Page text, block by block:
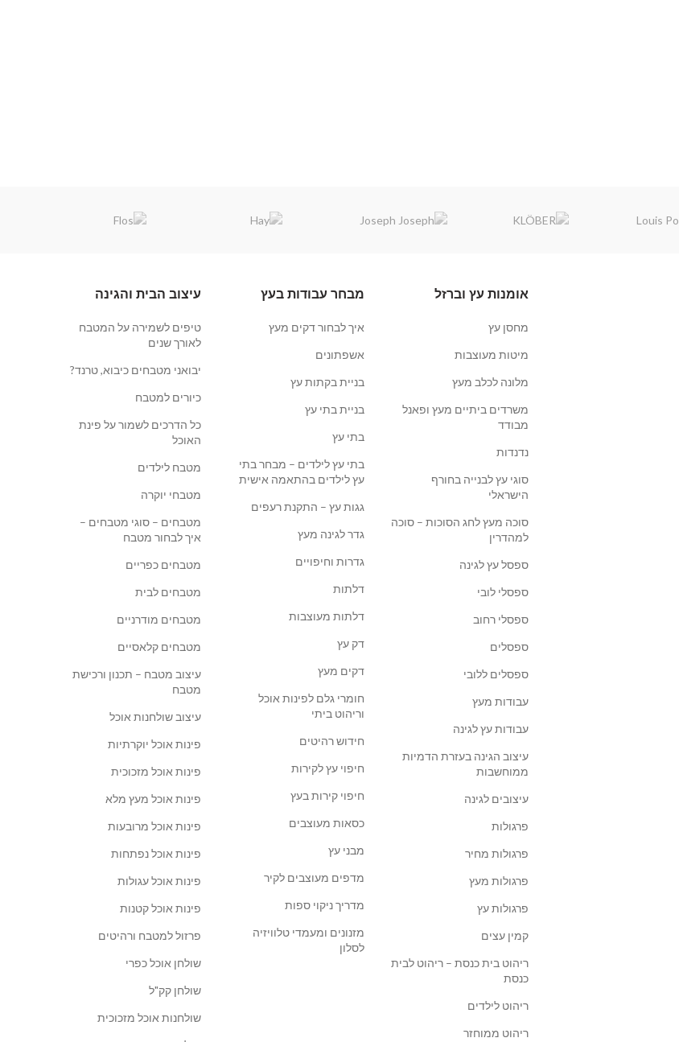
אומנות עץ וברזל
מחסן עץ
מיטות מעוצבות
מלונה לכלב מעץ
משרדים ביתיים מעץ ופאנל
מבודד
נדנדות
סוגי עץ לבנייה בחורף
הישראלי
סוכה מעץ לחג הסוכות – סוכה
למהדרין
ספסל עץ לגינה
ספסלי לובי
ספסלי רחוב
ספסלים
ספסלים ללובי
עבודות מעץ
עבודות עץ לגינה
עיצוב הגינה בעזרת הדמיות
ממוחשבות
עיצובים לגינה
פרגולות
פרגולות מחיר
פרגולות מעץ
פרגולות עץ
קמין עצים
ריהוט בית כנסת – ריהוט לבית
כנסת
ריהוט לילדים
ריהוט ממוחזר
מבחר עבודות בעץ
איך לבחור דקים מעץ
אשפתונים
בניית בקתות עץ
בניית בתי עץ
בתי עץ
בתי עץ לילדים – מבחר בתי
עץ לילדים בהתאמה אישית
גגות עץ – התקנת רעפים
גדר לגינה מעץ
גדרות וחיפויים
דלתות
דלתות מעוצבות
דק עץ
דקים מעץ
חומרי גלם לפינות אוכל
וריהוט ביתי
חידוש רהיטים
חיפוי עץ לקירות
חיפוי קירות בעץ
כסאות מעוצבים
מבני עץ
מדפים מעוצבים לקיר
מדריך ניקוי ספות
מזנונים ומעמדי טלוויזיה
לסלון
עיצוב הבית והגינה
טיפים לשמירה על המטבח
לאורך שנים
יבואני מטבחים כיבוא, טרנד?
כיורים למטבח
כל הדרכים לשמור על פינת
האוכל
מטבח לילדים
מטבחי יוקרה
מטבחים – סוגי מטבחים –
איך לבחור מטבח
מטבחים כפריים
מטבחים לבית
מטבחים מודרניים
מטבחים קלאסיים
עיצוב מטבח – תכנון ורכישת
מטבח
עיצוב שולחנות אוכל
פינות אוכל יוקרתיות
פינות אוכל מזכוכית
פינות אוכל מעץ מלא
פינות אוכל מרובעות
פינות אוכל נפתחות
פינות אוכל עגולות
פינות אוכל קטנות
פרזול למטבח ורהיטים
שולחן אוכל כפרי
שולחן קק"ל
שולחנות אוכל מזכוכית